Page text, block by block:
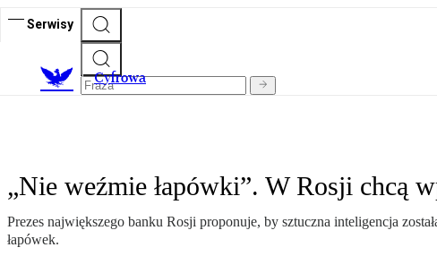
Serwisy
Cyfrowa
„Nie weźmie łapówki”. W Rosji chcą
Prezes największego banku Rosji proponuje, by sztuczna inteligencja
łapówek.